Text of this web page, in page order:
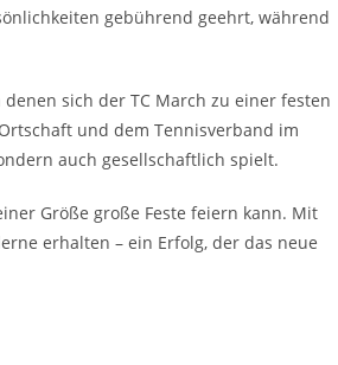
gebührend geehrt, während
sich der TC March zu einer festen
und dem Tennisverband im
auch gesellschaftlich spielt.
Größe große Feste feiern kann. Mit
erhalten – ein Erfolg, der das neue